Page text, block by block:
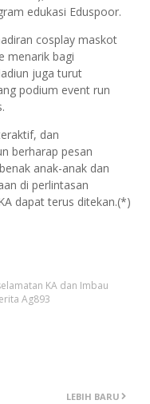
edukasi Eduspoor.
cosplay maskot
menarik bagi
juga turut
podium event run
dan
berharap pesan
anak-anak dan
di perlintasan
dapat terus ditekan.(*)
KA dan Imbau
Ag893
LEBIH BARU